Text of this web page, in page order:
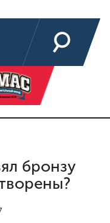
бронзу